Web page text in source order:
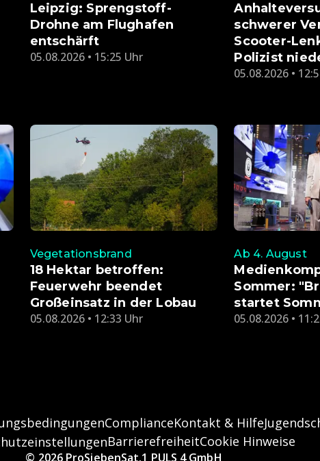
Leipzig: Sprengstoff-
Drohne am Flughafen
entschärft
05.08.2026 • 15:25 Uhr
schwerer
Scooter-
Polizist
05.08.2026 •
Vegetationsbrand
18 Hektar betroffen:
Feuerwehr beendet
Großeinsatz in der Lobau
05.08.2026 • 12:33 Uhr
Ab 4. August
Sommer:
startet
05.08.2026 •
ComplianceKontakt & Hilfe
BarrierefreiheitCookie Hinweise
© 2026 ProSiebenSat.1 PULS 4 GmbH